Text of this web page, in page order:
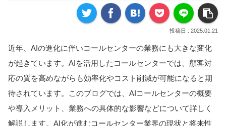
2025.01.21
近年、AIの進化に伴いコールセンターの業務にも大きな変化
が起きています。AIを活用したコールセンターでは、顧客対
応の質を高めながらも効率化やコスト削減が可能になると期
待されています。このブログでは、AIコールセンターの概要
や導入メリット、業務への具体的な影響などについて詳しく
解説します。AI化が進むコールセンター業界の現状と将来性